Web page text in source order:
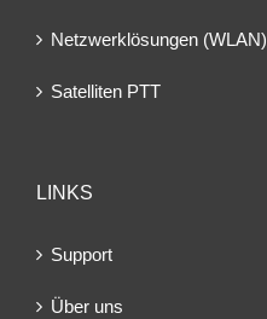
Netzwerklösungen (WLAN)
Satelliten PTT
LINKS
Support
Über uns